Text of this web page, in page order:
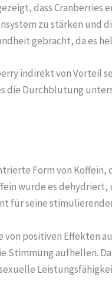
dass
zu stärken und
gebracht, da es
indirekt von Vorteil
die Durchblutung
Form von
wurde es
für seine
von positiven Effekten
Stimmung aufhellen.